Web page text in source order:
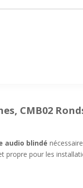
CMB02
audio blindé
propre pour les